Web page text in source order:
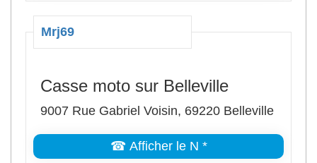
Mrj69
Casse moto sur Belleville
9007 Rue Gabriel Voisin, 69220 Belleville
☎ Afficher le N *